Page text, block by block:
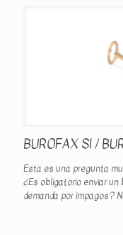
BUROFAX SI /
Esta es una pregunta
¿Es obligatorio enviar
demanda por impagos?